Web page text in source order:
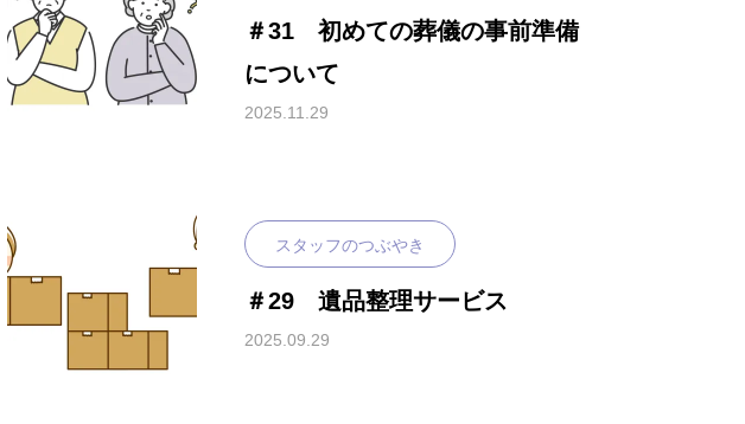
＃31 初めての葬儀の事前準備
について
2025.11.29
スタッフのつぶやき
＃29 遺品整理サービス
2025.09.29